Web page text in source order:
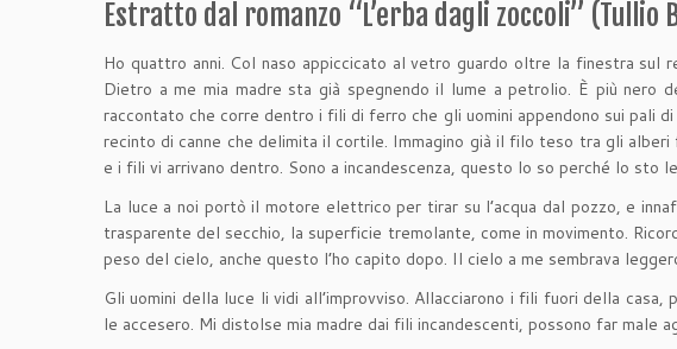
Estratto dal romanzo “L’erba dagli zoccoli” (Tullio
Ho quattro anni. Col naso appiccicato al vetro guardo oltre la finestra sul
Dietro a me mia madre sta già spegnendo il lume a petrolio. È più nero
raccontato che corre dentro i fili di ferro che gli uomini appendono sui pali
recinto di canne che delimita il cortile. Immagino già il filo teso tra gli
e i fili vi arrivano dentro. Sono a incandescenza, questo lo so perché lo sto
La luce a noi portò il motore elettrico per tirar su l’acqua dal pozzo, e
trasparente del secchio, la superficie tremolante, come in movimento.
peso del cielo, anche questo l’ho capito dopo. Il cielo a me sembrava
Gli uomini della luce li vidi all’improvviso. Allacciarono i fili fuori della
le accesero. Mi distolse mia madre dai fili incandescenti, possono far male